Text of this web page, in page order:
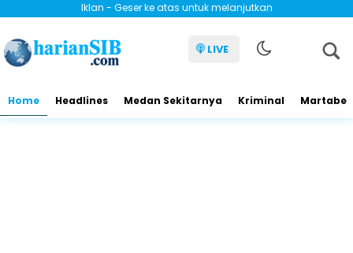
Iklan - Geser ke atas untuk melanjutkan
LIVE
Home Headlines Medan Sekitarnya Kriminal Martabe